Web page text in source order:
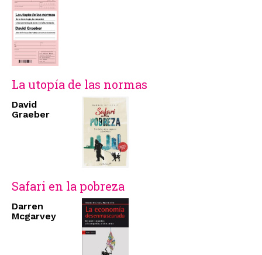
La utopía de las normas
David
Graeber
Safari en la pobreza
Darren
Mcgarvey